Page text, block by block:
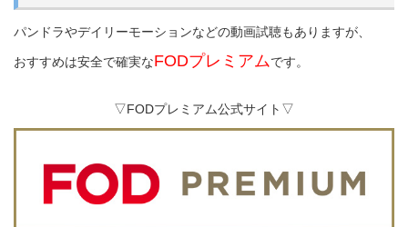
パンドラやデイリーモーションなどの動画試聴もありますが、
おすすめは安全で確実なFODプレミアムです。
▽FODプレミアム公式サイト▽